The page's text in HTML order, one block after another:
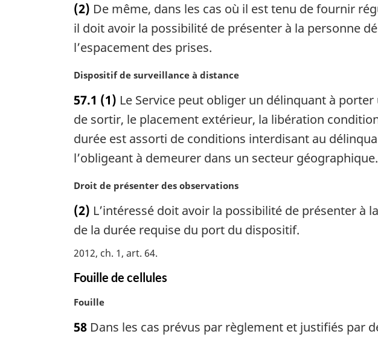
e
:
g
i
a
e
:
t
e
a
g
i
n
a
l
e
:
(2) De même, dans les cas où il est tenu de fournir
il doit avoir la possibilité de présenter à la personne
l’espacement des prises.
N
t
e
a
r
i
a
l
:
Dispositif de surveillance à distance
57.1 (1) Le Service peut obliger un délinquant à
de sortir, le placement extérieur, la libération
durée est assorti de conditions interdisant au
l’obligeant à demeurer dans un secteur géographique.
N
t
e
a
g
i
a
Droit de présenter des observations
(2) L’intéressé doit avoir la possibilité de présenter à
de la durée requise du port du dispositif.
2012, ch. 1, art. 64
Fouille de cellules
N
t
Fouille
58 Dans les cas prévus par règlement et justifiés par